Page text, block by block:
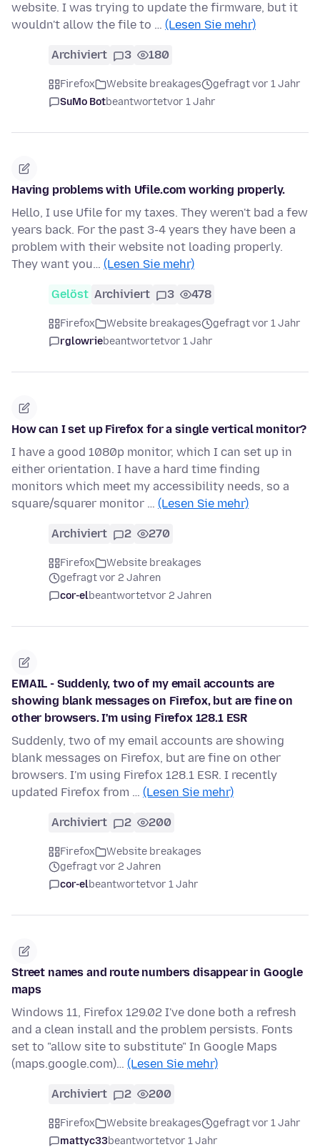
website. I was trying to update the firmware, but it
wouldn't allow the file to … (Lesen Sie mehr)
Archiviert 3 180
Firefox Website breakages
gefragt vor 1 Jahr
SuMo Botbeantwortetvor 1 Jahr
Having problems with Ufile.com working properly.
Hello, I use Ufile for my taxes. They weren't bad a few
years back. For the past 3-4 years they have been a
problem with their website not loading properly.
They want you… (Lesen Sie mehr)
Gelöst Archiviert 3 478
Firefox Website breakages
gefragt vor 1 Jahr
rglowriebeantwortetvor 1 Jahr
How can I set up Firefox for a single vertical monitor?
I have a good 1080p monitor, which I can set up in
either orientation. I have a hard time finding
monitors which meet my accessibility needs, so a
square/squarer monitor … (Lesen Sie mehr)
Archiviert 2 270
Firefox
Website breakages
gefragt vor 2 Jahren
cor-elbeantwortetvor 2 Jahren
EMAIL - Suddenly, two of my email accounts are
showing blank messages on Firefox, but are fine on
other browsers. I'm using Firefox 128.1 ESR
Suddenly, two of my email accounts are showing
blank messages on Firefox, but are fine on other
browsers. I'm using Firefox 128.1 ESR. I recently
updated Firefox from … (Lesen Sie mehr)
Archiviert 2 200
Firefox
Website breakages
gefragt vor 2 Jahren
cor-elbeantwortetvor 1 Jahr
Street names and route numbers disappear in Google
maps
Windows 11, Firefox 129.02 I've done both a refresh
and a clean install and the problem persists. Fonts
set to "allow site to substitute" In Google Maps
(maps.google.com)… (Lesen Sie mehr)
Archiviert 2 200
Firefox Website breakages
gefragt vor 1 Jahr
mattyc33beantwortetvor 1 Jahr